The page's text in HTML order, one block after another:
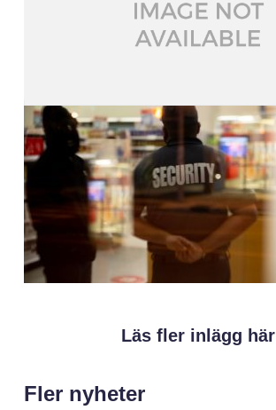
Läs fler inlägg här
Fler nyheter